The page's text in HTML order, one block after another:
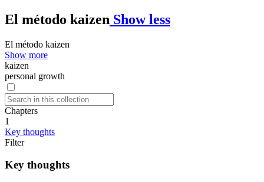
El método kaizen Show less
El método kaizen
Show more
kaizen
personal growth
Chapters
1
Key thoughts
Filter
Key thoughts